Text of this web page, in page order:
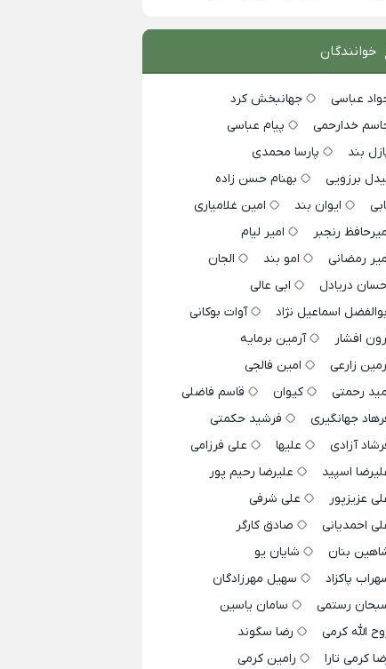
خوانندگان
عباسی
جهانبخش کرد
خدارحمی
پیام عباسی
بند
پارسا محمدی
برزویی
بهنام حسن زاده
ایوان بند
امین غلامیاری
رنجبر
امیر لیام
رمضانی
امو بند
الجان
دریادل
ابی عالی
اسماعیل نژاد
آوات بوکانی
افشار
آرمین برمایه
زارعی
امین فالجی
رحمتی
کیوان
قاسم فاضلی
جهانگیری
فرشید حکمتی
آزادی
علیها
علی فرزامی
اسپید
علیرضا رحیم پور
عزیزپور
علی شرفی
احمدیانی
صادق کارگر
بنان
شایان یو
پاکزاد
سهیل مهرزادگان
رستمی
سامان یاسین
الله کرمی
رضا سگوند
کرمی تارا
رامین کرمی